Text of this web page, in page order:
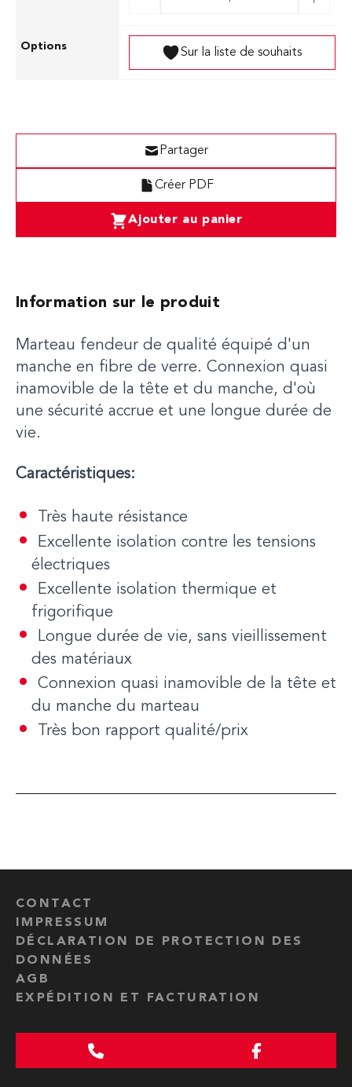
Sur la liste de souhaits
Ajouter au panier
Créer PDF
Partager
Information sur le produit
Marteau fendeur de qualité équipé d'un
manche en fibre de verre. Connexion quasi
inamovible de la tête et du manche, d'où
une sécurité accrue et une longue durée de
vie.
Caractéristiques:
Très haute résistance
Excellente isolation contre les tensions
électriques
Excellente isolation thermique et
frigorifique
Longue durée de vie, sans vieillissement
des matériaux
Connexion quasi inamovible de la tête et
du manche du marteau
Très bon rapport qualité/prix
CONTACT
IMPRESSUM
DÉCLARATION DE PROTECTION DES
DONNÉES
AGB
EXPÉDITION ET FACTURATION